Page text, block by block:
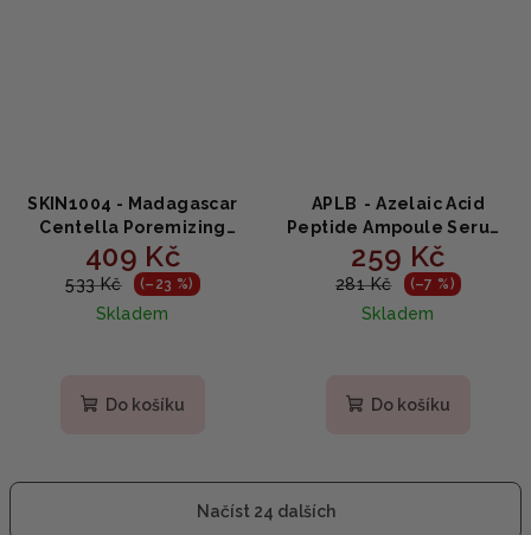
SKIN1004 - Madagascar
Centella Poremizing
Fresh Ampoule - Sérum
na minimalizaci pórů 100
ml
409 Kč
533 Kč (–23 %)
Skladem
Do košíku
APLB - Azelaic Acid
Peptide Ampoule Serum
- Zklidňující sérum s
kyselinou azelaovou a
peptidy 40ml
259 Kč
281 Kč (–7 %)
Skladem
Do košíku
Načíst 24 dalších